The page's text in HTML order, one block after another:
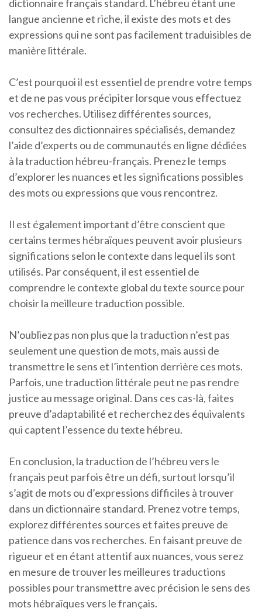
dictionnaire français standard. L’hébreu étant une
langue ancienne et riche, il existe des mots et des
expressions qui ne sont pas facilement traduisibles de
manière littérale.
C’est pourquoi il est essentiel de prendre votre temps
et de ne pas vous précipiter lorsque vous effectuez
vos recherches. Utilisez différentes sources,
consultez des dictionnaires spécialisés, demandez
l’aide d’experts ou de communautés en ligne dédiées
à la traduction hébreu-français. Prenez le temps
d’explorer les nuances et les significations possibles
des mots ou expressions que vous rencontrez.
Il est également important d’être conscient que
certains termes hébraïques peuvent avoir plusieurs
significations selon le contexte dans lequel ils sont
utilisés. Par conséquent, il est essentiel de
comprendre le contexte global du texte source pour
choisir la meilleure traduction possible.
N’oubliez pas non plus que la traduction n’est pas
seulement une question de mots, mais aussi de
transmettre le sens et l’intention derrière ces mots.
Parfois, une traduction littérale peut ne pas rendre
justice au message original. Dans ces cas-là, faites
preuve d’adaptabilité et recherchez des équivalents
qui captent l’essence du texte hébreu.
En conclusion, la traduction de l’hébreu vers le
français peut parfois être un défi, surtout lorsqu’il
s’agit de mots ou d’expressions difficiles à trouver
dans un dictionnaire standard. Prenez votre temps,
explorez différentes sources et faites preuve de
patience dans vos recherches. En faisant preuve de
rigueur et en étant attentif aux nuances, vous serez
en mesure de trouver les meilleures traductions
possibles pour transmettre avec précision le sens des
mots hébraïques vers le français.